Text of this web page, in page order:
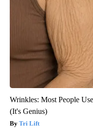
Wrinkles: Most People
(It's Genius)
Tri Lift